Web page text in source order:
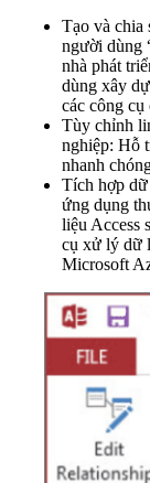
Tạo và chia
người dùng
nhà phát
dùng xây
các công cụ
Tùy chỉnh
nghiệp: Hỗ
nhanh
Tích hợp
ứng dụng
liệu Access
cụ xử lý dữ
Microsoft